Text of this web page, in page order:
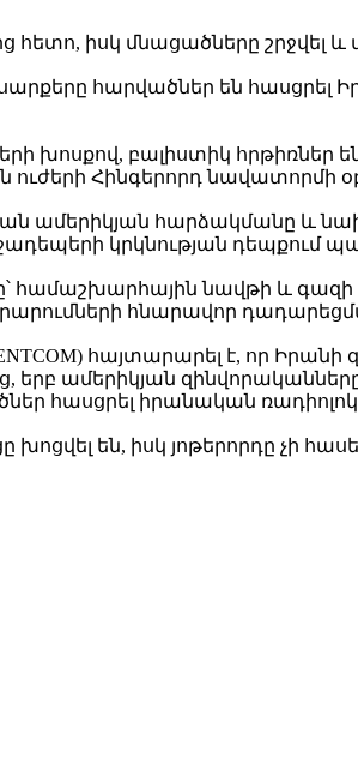
իսկ մնացածները շրջվել և
հարվածներ են հասցրել
բալիստիկ հրթիռներ են
Հինգերորդ նավատորմի
ամերիկյան հարձակմանը և
կրկնության դեպքում
համաշխարհային նավթի և
հնարավոր
հայտարարել է, որ Իրանի
ամերիկյան զինվորականները
հասցրել իրանական
են, իսկ յոթերորդը չի